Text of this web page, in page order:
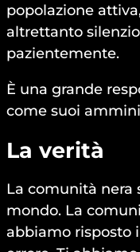
popolazione
altrettanto
pazientemente.
È una grande
come suoi
La verità
La comunità nera
mondo. La
abbiamo risposto